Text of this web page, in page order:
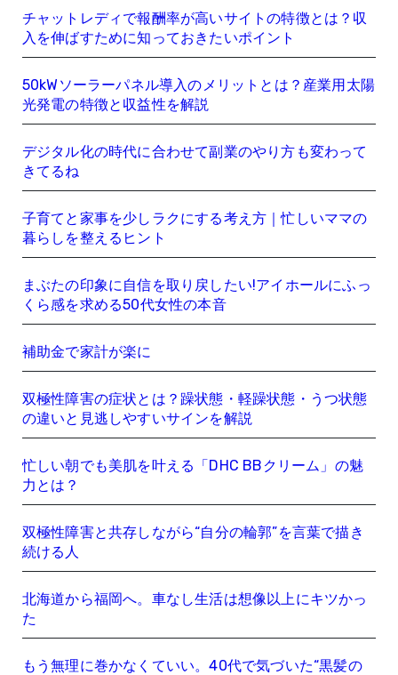
り
チャットレディで報酬率が高いサイトの特徴とは？収
入を伸ばすために知っておきたいポイント
50kWソーラーパネル導入のメリットとは？産業用太陽
光発電の特徴と収益性を解説
デジタル化の時代に合わせて副業のやり方も変わって
きてるね
子育てと家事を少しラクにする考え方｜忙しいママの
暮らしを整えるヒント
まぶたの印象に自信を取り戻したい!アイホールにふっ
くら感を求める50代女性の本音
補助金で家計が楽に
双極性障害の症状とは？躁状態・軽躁状態・うつ状態
の違いと見逃しやすいサインを解説
忙しい朝でも美肌を叶える「DHC BBクリーム」の魅
力とは？
双極性障害と共存しながら“自分の輪郭”を言葉で描き
続ける人
北海道から福岡へ。車なし生活は想像以上にキツかっ
た
もう無理に巻かなくていい。40代で気づいた“黒髪の